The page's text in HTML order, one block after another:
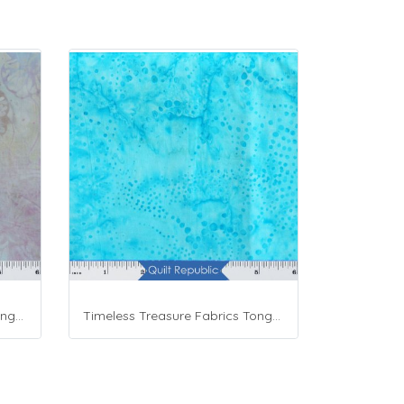
Timeless Treasure Fabrics Tonga Batiks Mariposa Celular Tropical Flowers Mist Timeless Treasure Fabrics Tonga Batiks Brightside Water Dots Pool